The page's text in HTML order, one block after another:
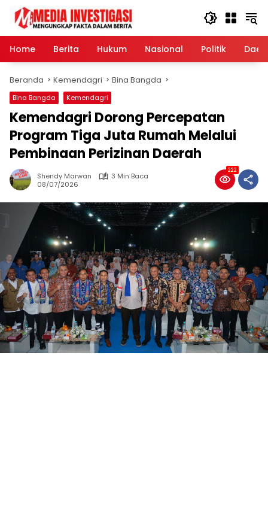
Langsung
konten
Home
Berita Hukum Nasional Politik
Beranda Kemendagri Bina Bangda
Bina Bangda Kemendagri
Kemendagri Dorong Percepatan
Program Tiga Juta Rumah Melalui
Pembinaan Perizinan Daerah
Shendy Marwan
3 Min Baca
08/07/2026
222